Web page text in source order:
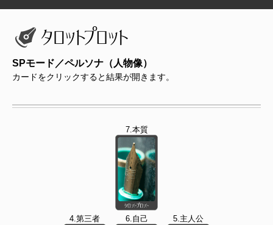
SPモード／ペルソナ（人物像）
カードをクリックすると結果が開きます。
7.本質
4.第三者 6.自己 5.主人公